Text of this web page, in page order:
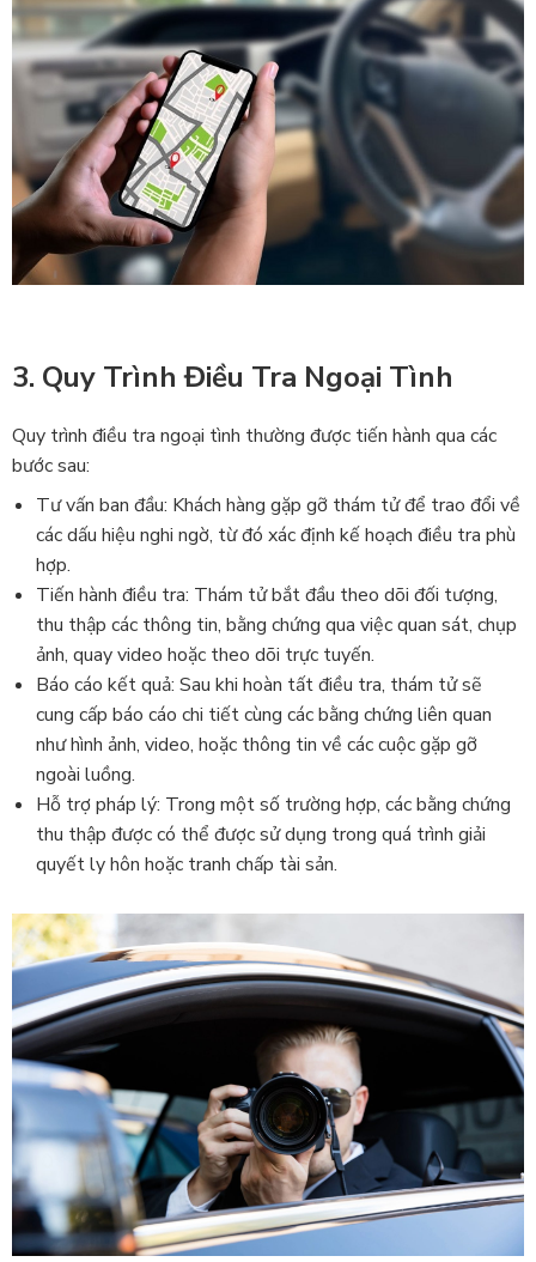
3. Quy Trình Điều Tra Ngoại Tình
Quy trình điều tra ngoại tình thường được tiến hành qua các
bước sau:
Tư vấn ban đầu: Khách hàng gặp gỡ thám tử để trao đổi về
các dấu hiệu nghi ngờ, từ đó xác định kế hoạch điều tra phù
hợp.
Tiến hành điều tra: Thám tử bắt đầu theo dõi đối tượng,
thu thập các thông tin, bằng chứng qua việc quan sát, chụp
ảnh, quay video hoặc theo dõi trực tuyến.
Báo cáo kết quả: Sau khi hoàn tất điều tra, thám tử sẽ
cung cấp báo cáo chi tiết cùng các bằng chứng liên quan
như hình ảnh, video, hoặc thông tin về các cuộc gặp gỡ
ngoài luồng.
Hỗ trợ pháp lý: Trong một số trường hợp, các bằng chứng
thu thập được có thể được sử dụng trong quá trình giải
quyết ly hôn hoặc tranh chấp tài sản.